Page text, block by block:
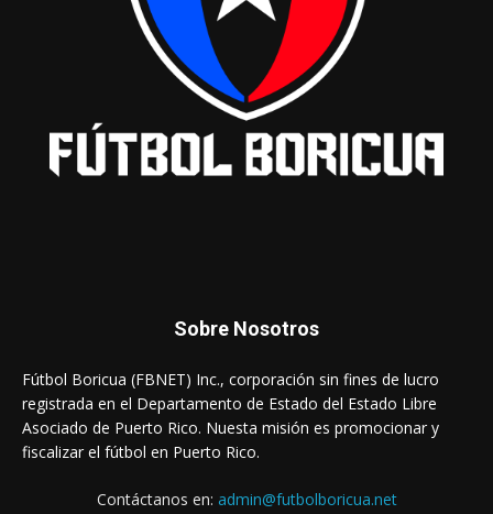
Sobre Nosotros
Fútbol Boricua (FBNET) Inc., corporación sin fines de lucro
registrada en el Departamento de Estado del Estado Libre
Asociado de Puerto Rico. Nuesta misión es promocionar y
fiscalizar el fútbol en Puerto Rico.
Contáctanos en: admin@futbolboricua.net